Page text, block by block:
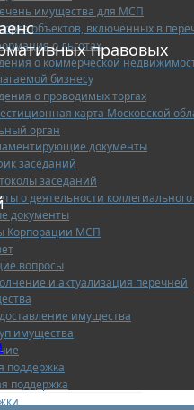
имущества для МСП
объектов, включенных в
о льготах
о коммерческой
бизнесу
о проводимых торгах
карта Московской
орган
документы
заседаний
заседаний
о деятельности
документы
Корпорации МСП
вопросы
и актуализация перечней
имущества
имущества
поддержка
поддержка
правовых